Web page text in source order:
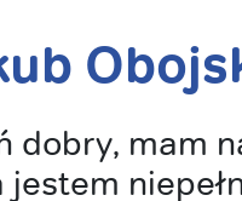
dobry, mam
jestem